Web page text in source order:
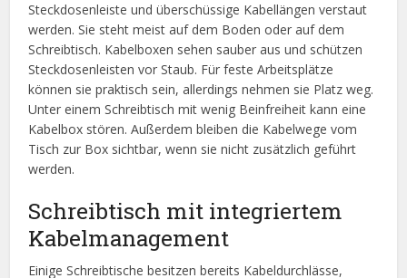
Steckdosenleiste und überschüssige Kabellängen verstaut
werden. Sie steht meist auf dem Boden oder auf dem
Schreibtisch. Kabelboxen sehen sauber aus und schützen
Steckdosenleisten vor Staub. Für feste Arbeitsplätze
können sie praktisch sein, allerdings nehmen sie Platz weg.
Unter einem Schreibtisch mit wenig Beinfreiheit kann eine
Kabelbox stören. Außerdem bleiben die Kabelwege vom
Tisch zur Box sichtbar, wenn sie nicht zusätzlich geführt
werden.
Schreibtisch mit integriertem
Kabelmanagement
Einige Schreibtische besitzen bereits Kabeldurchlässe,